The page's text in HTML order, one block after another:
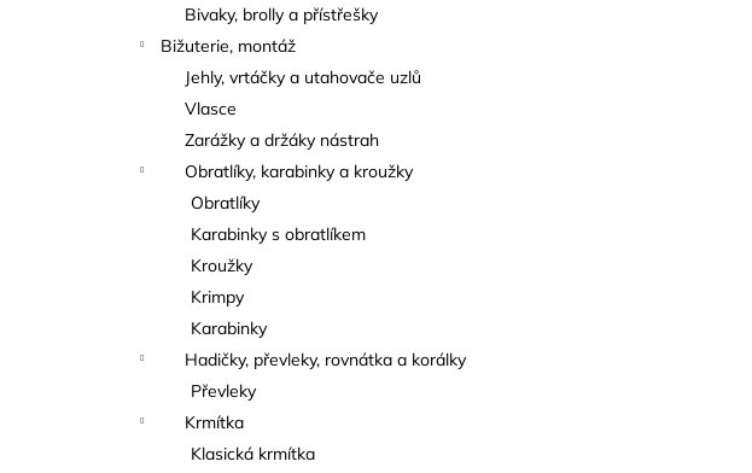
Bivaky, brolly a přístřešky
Bižuterie, montáž
Jehly, vrtáčky a utahovače uzlů
Vlasce
Zarážky a držáky nástrah
Obratlíky, karabinky a kroužky
Obratlíky
Karabinky s obratlíkem
Kroužky
Krimpy
Karabinky
Hadičky, převleky, rovnátka a korálky
Převleky
Krmítka
Klasická krmítka